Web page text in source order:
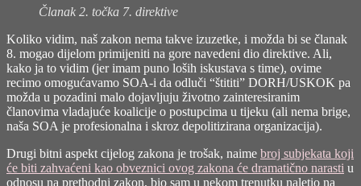
Članak 2. točka 7. direktive
Koliko vidim, naš zakon nema takve izuzetke, i možda bi se članak
8. mogao dijelom primijeniti na gore navedeni dio direktive. Ali,
kako ja to vidim (jer imam puno loših iskustava s time), ovime
recimo omogućavamo SOA-i da odluči “štititi” DORH/USKOK pa
možda u pozadini malo dojavljuju životno zainteresiranim
članovima vladajuće koalicije o postupcima u tijeku (ali nema brige,
naša SOA je profesionalna i skroz depolitizirana organizacija).
Drugi bitni aspekt cijelog zakona je trošak, naime broj subjekata koji
će biti zahvaćeni kao obveznici ovog zakona će dramatično narasti u
odnosu na prethodni zakon, bio sam u nekom trenutku naletio na